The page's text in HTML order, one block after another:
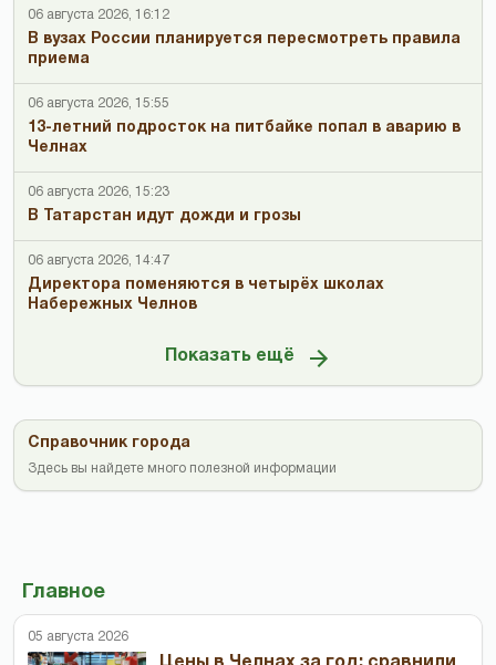
06 августа 2026, 16:12
В вузах России планируется пересмотреть правила
приема
06 августа 2026, 15:55
13-летний подросток на питбайке попал в аварию в
Челнах
06 августа 2026, 15:23
В Татарстан идут дожди и грозы
06 августа 2026, 14:47
Директора поменяются в четырёх школах
Набережных Челнов
Показать ещё
Справочник города
Здесь вы найдете много полезной информации
Главное
05 августа 2026